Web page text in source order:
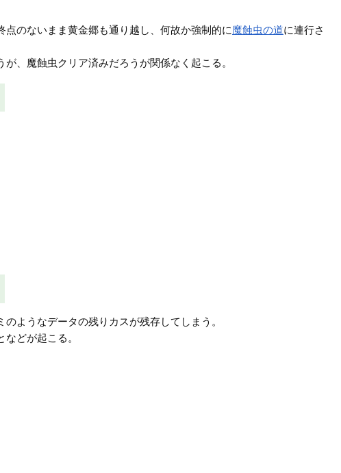
のないまま黄金郷も通り越し、何故か強制的に魔蝕虫の道に連行さ
が、魔蝕虫クリア済みだろうが関係なく起こる。
ようなデータの残りカスが残存してしまう。
どが起こる。